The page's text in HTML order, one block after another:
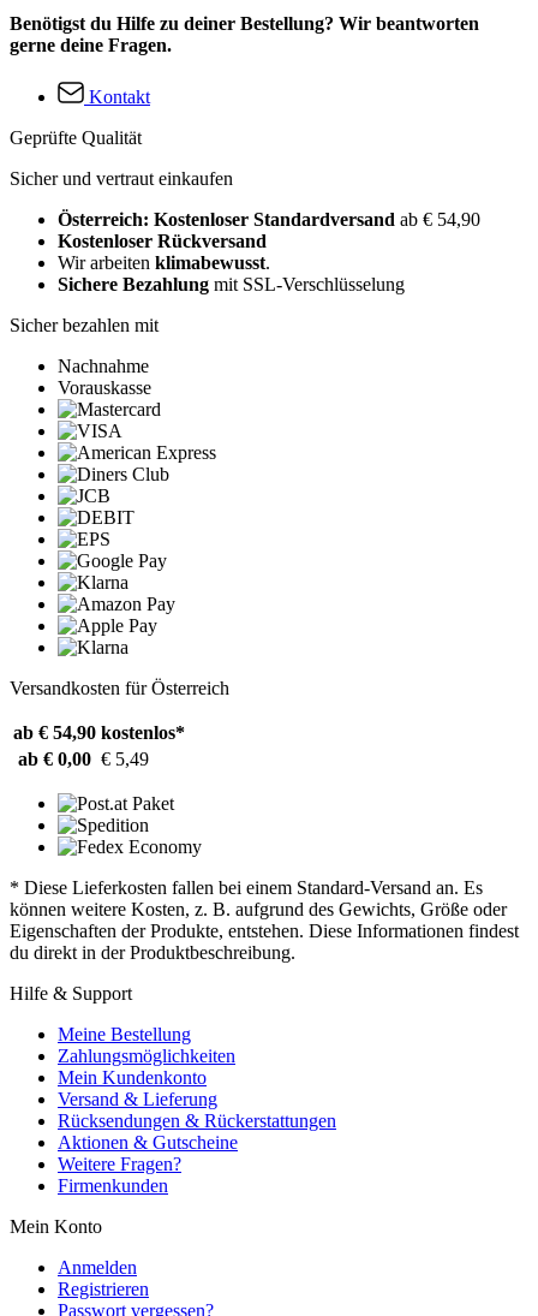
Benötigst du Hilfe zu deiner Bestellung? Wir beantworten
gerne deine Fragen.
Kontakt
Geprüfte Qualität
Sicher und vertraut einkaufen
Österreich: Kostenloser Standardversand ab € 54,90
Kostenloser Rückversand
Wir arbeiten klimabewusst.
Sichere Bezahlung mit SSL-Verschlüsselung
Sicher bezahlen mit
Nachnahme
Vorauskasse
Versandkosten für Österreich
ab € 54,90 kostenlos*
ab € 0,00 € 5,49
* Diese Lieferkosten fallen bei einem Standard-Versand an. Es
können weitere Kosten, z. B. aufgrund des Gewichts, Größe oder
Eigenschaften der Produkte, entstehen. Diese Informationen findest
du direkt in der Produktbeschreibung.
Hilfe & Support
Meine Bestellung
Zahlungsmöglichkeiten
Mein Kundenkonto
Versand & Lieferung
Rücksendungen & Rückerstattungen
Aktionen & Gutscheine
Weitere Fragen?
Firmenkunden
Mein Konto
Anmelden
Registrieren
Passwort vergessen?